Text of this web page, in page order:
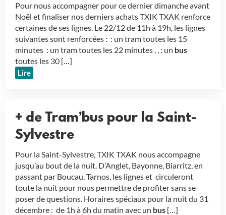
Pour nous accompagner pour ce dernier dimanche avant
Noël et finaliser nos derniers achats TXIK TXAK renforce
certaines de ses lignes. Le 22/12 de 11h à 19h, les lignes
suivantes sont renforcées : : un tram toutes les 15
minutes : un tram toutes les 22 minutes , , : un bus
toutes les 30 […]
Lire
+ de Tram’bus pour la Saint-
Sylvestre
Pour la Saint-Sylvestre, TXIK TXAK nous accompagne
jusqu’au bout de la nuit. D’Anglet, Bayonne, Biarritz, en
passant par Boucau, Tarnos, les lignes et circuleront
toute la nuit pour nous permettre de profiter sans se
poser de questions. Horaires spéciaux pour la nuit du 31
décembre : de 1h à 6h du matin avec un bus […]